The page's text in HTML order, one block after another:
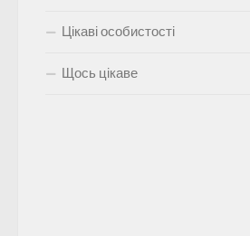
Цікаві особистості
Щось цікаве